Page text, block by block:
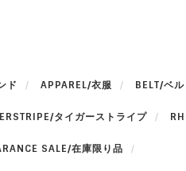
ド APPAREL/衣服 BELT/ベル
タイガーストライプ
SALE/在庫限り品